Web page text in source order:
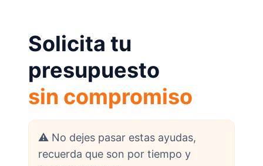
Solicita tu
presupuesto
sin compromiso
⚠️ No dejes pasar estas ayudas,
recuerda que son por tiempo y